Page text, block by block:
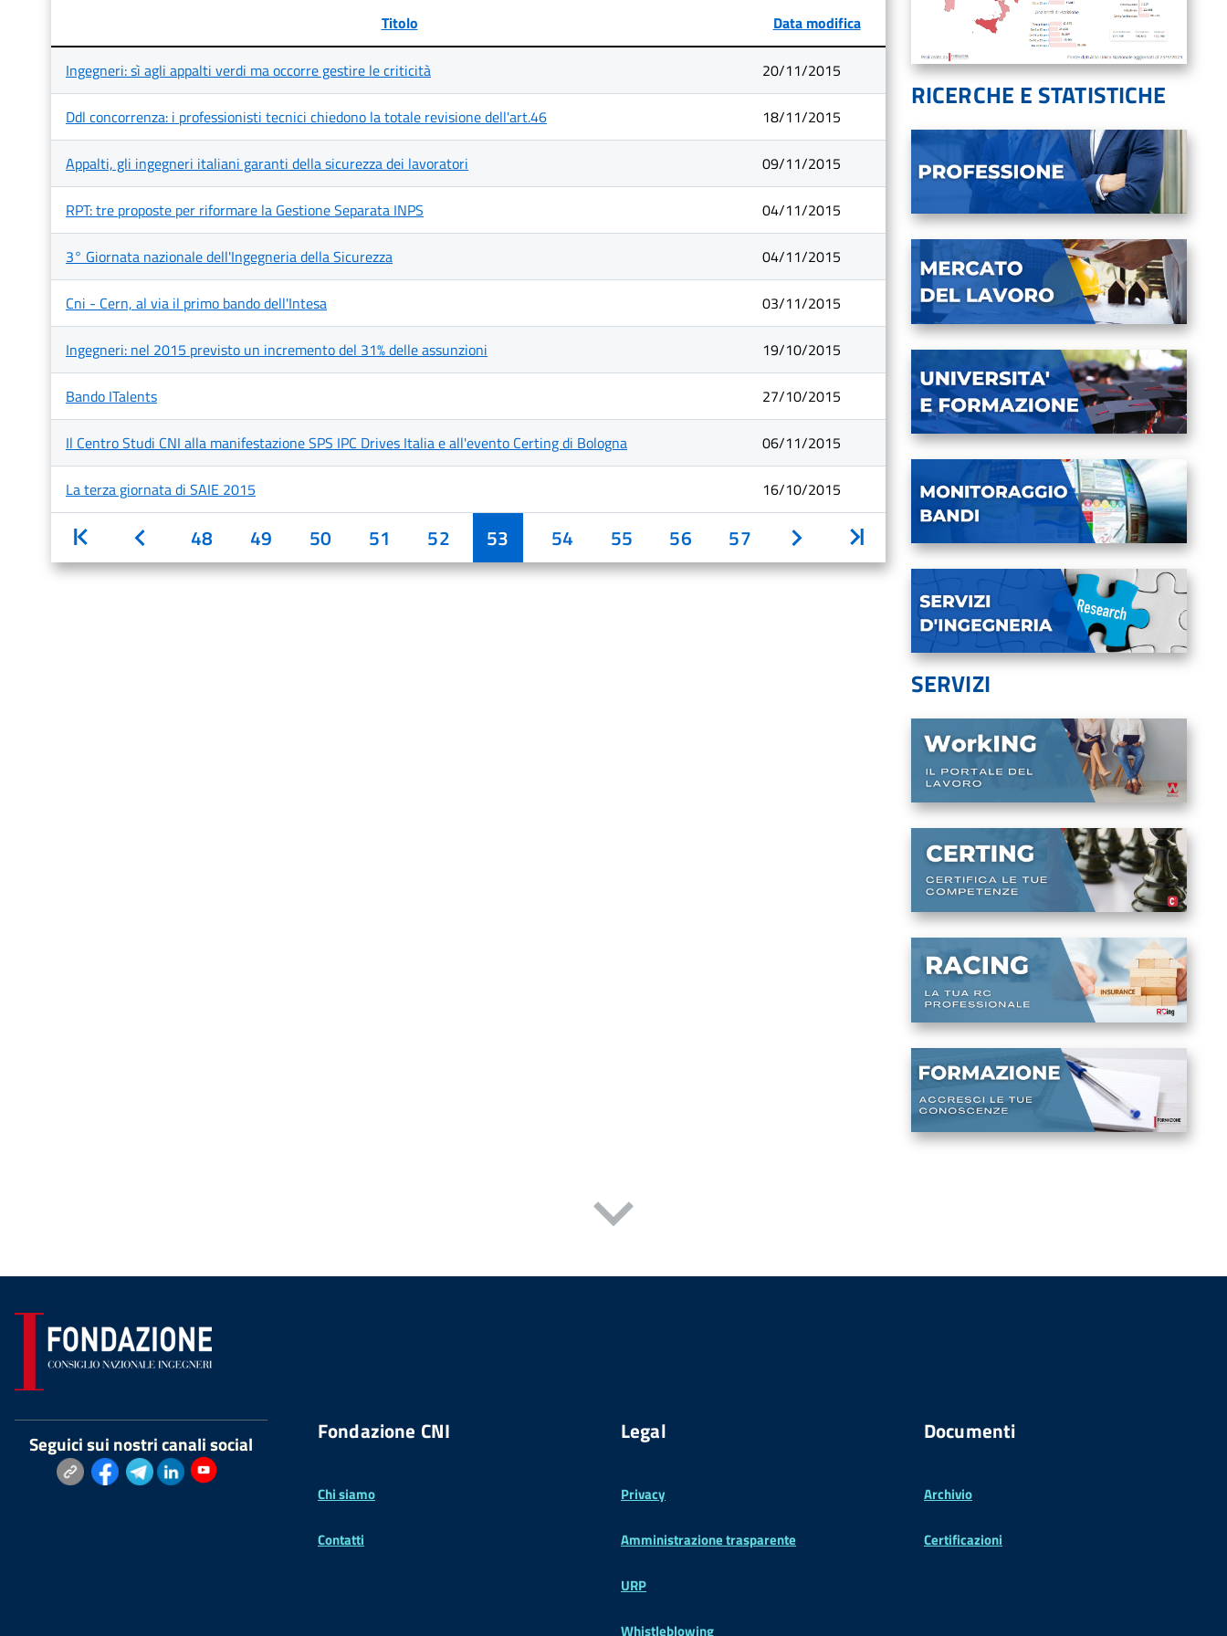
degli
articoli
categoria
Primo
Piano
Titolo Data modifica
Ingegneri: sì agli appalti verdi ma occorre gestire le criticità 20/11/2015
Ddl concorrenza: i professionisti tecnici chiedono la totale revisione dell'art.46 18/11/2015
Appalti, gli ingegneri italiani garanti della sicurezza dei lavoratori 09/11/2015
RPT: tre proposte per riformare la Gestione Separata INPS 04/11/2015
3° Giornata nazionale dell'Ingegneria della Sicurezza 04/11/2015
Cni - Cern, al via il primo bando dell'Intesa 03/11/2015
Ingegneri: nel 2015 previsto un incremento del 31% delle assunzioni 19/10/2015
Bando ITalents 27/10/2015
Il Centro Studi CNI alla manifestazione SPS IPC Drives Italia e all'evento Certing di Bologna 06/11/2015
La terza giornata di SAIE 2015 16/10/2015
Indietro
48 49 50 51 52 53 54 55 56 57 Avanti
RICERCHE E STATISTICHE
SERVIZI
Seguici sui nostri canali social Fondazione CNI
Chi siamo
Contatti
Legal
Privacy
Amministrazione trasparente
URP
Whistleblowing
Documenti
Archivio
Certificazioni